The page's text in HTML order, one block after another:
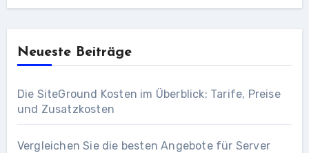
Neueste Beiträge
Die SiteGround Kosten im Überblick: Tarife, Preise
und Zusatzkosten
Vergleichen Sie die besten Angebote für Server